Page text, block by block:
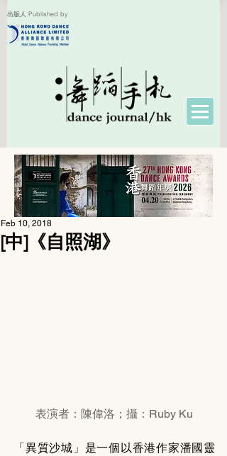
出版人 Published by
[中]《自照湖》
Feb 10, 2018
表演者：陳偉洛；攝：Ruby Ku
「異質沙城」是一個以香港作家潘國靈